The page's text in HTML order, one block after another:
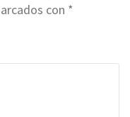
con *